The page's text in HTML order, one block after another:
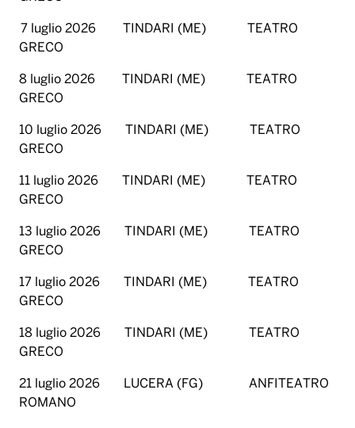
7 luglio 2026 TINDARI (ME) TEATRO
GRECO
8 luglio 2026 TINDARI (ME) TEATRO
GRECO
10 luglio 2026 TINDARI (ME) TEATRO
GRECO
11 luglio 2026 TINDARI (ME) TEATRO
GRECO
13 luglio 2026 TINDARI (ME) TEATRO
GRECO
17 luglio 2026 TINDARI (ME) TEATRO
GRECO
18 luglio 2026 TINDARI (ME) TEATRO
GRECO
21 luglio 2026 LUCERA (FG) ANFITEATRO
ROMANO